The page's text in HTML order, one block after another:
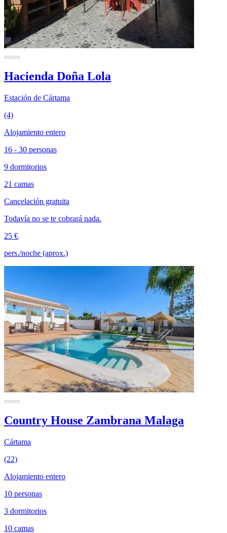
Hacienda Doña Lola
Estación de Cártama
(4)
Alojamiento entero
16 - 30 personas
9 dormitorios
21 camas
Cancelación gratuita
Todavía no se te cobrará nada.
25 €
pers./noche (aprox.)
Country House Zambrana Malaga
Cártama
(22)
Alojamiento entero
10 personas
3 dormitorios
10 camas